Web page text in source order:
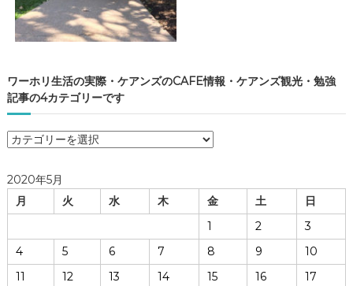
ワーホリ生活の実際・ケアンズのCAFE情報・ケアンズ観光・勉強
記事の4カテゴリーです
ワ
リ
生
の
実
際
2020年5月
月
火 水 木 金 土
日
1
2
3
4
5 6 7 8 9
10
11
12 13 14 15 16
17